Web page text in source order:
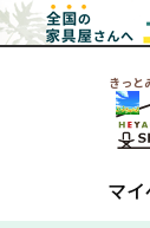
きっと
マ